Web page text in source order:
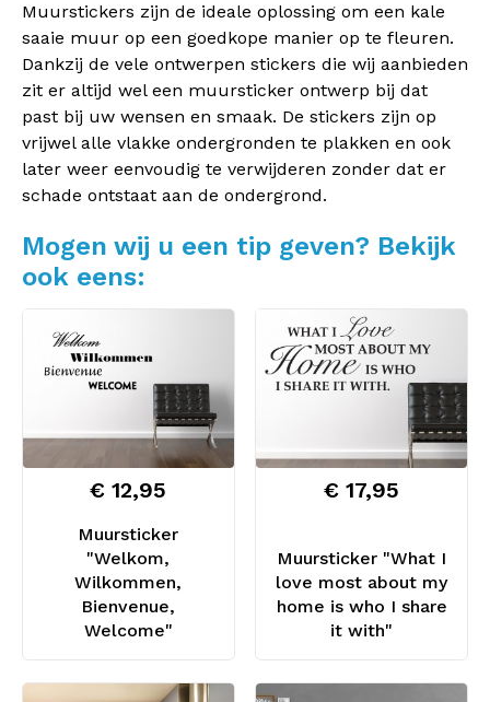
Muurstickers zijn de ideale oplossing om een kale
saaie muur op een goedkope manier op te fleuren.
Dankzij de vele ontwerpen stickers die wij aanbieden
zit er altijd wel een muursticker ontwerp bij dat
past bij uw wensen en smaak. De stickers zijn op
vrijwel alle vlakke ondergronden te plakken en ook
later weer eenvoudig te verwijderen zonder dat er
schade ontstaat aan de ondergrond.
Mogen wij u een tip geven? Bekijk
ook eens:
Muursticker
"Welkom,
Wilkommen,
Bienvenue,
Welcome"
€ 12,95
Muursticker "What I
love most about my
home is who I share
it with"
€ 17,95